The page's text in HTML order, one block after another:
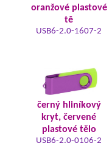
oranžové plastové
tě
USB6-2.0-1607-2
černý hliníkový
kryt, červené
plastové tělo
USB6-2.0-0106-2